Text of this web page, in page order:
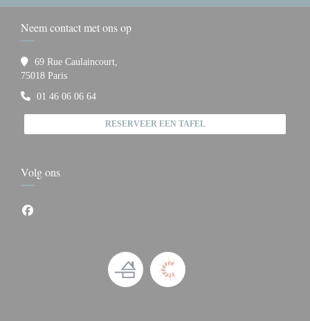
Neem contact met ons op
69 Rue Caulaincourt,
75018 Paris((opent in een nieuw venster))
01 46 06 06 64
RESERVEER EEN TAFEL
Volg ons
Facebook ((opent in een nieuw venster))